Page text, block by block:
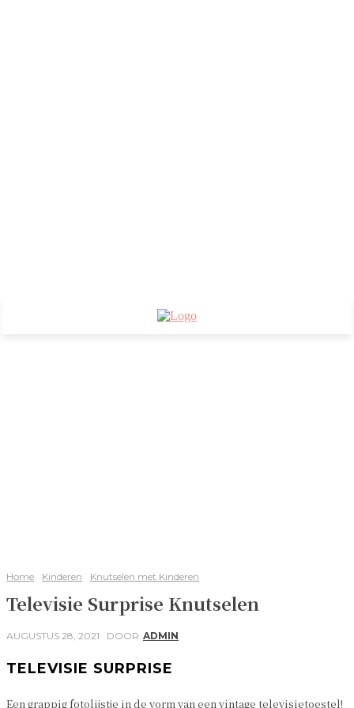
Home Kinderen Knutselen met Kinderen
Televisie Surprise Knutselen
AUGUSTUS 28, 2021 DOOR ADMIN
TELEVISIE SURPRISE
Een grappig fotolijstje in de vorm van een vintage televisietoestel!